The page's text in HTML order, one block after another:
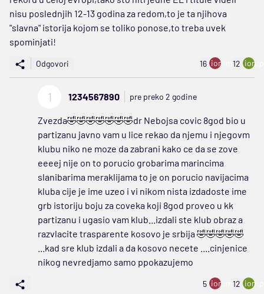
nisu poslednjih 12-13 godina za redom,to je ta njihova
"slavna" istorija kojom se toliko ponose,to treba uvek
spominjati!
Odgovori 16 ion:minus
12
1 1234567890 pre preko 2 godine
Zvezda🤣🤣🤣🤣🤣🤣🤣dr Nebojsa covic 8god bio u
partizanu javno vam u lice rekao da njemu i njegovm
klubu niko ne moze da zabrani kako ce da se zove
eeeej nije on to porucio grobarima marincima
slanibarima meraklijama to je on porucio navijacima
kluba cije je ime uzeo i vi nikom nista izdadoste ime
grb istoriju boju za coveka koji 8god proveo u kk
partizanu i ugasio vam klub...izdali ste klub obraz a
razvlacite trasparente kosovo je srbija 🤣🤣🤣🤣🤣
...kad sre klub izdali a da kosovo necete ....cinjenice
nikog nevredjamo samo ppokazujemo
5 ion:minus
12